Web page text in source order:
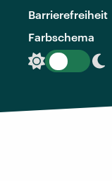
Barrierefreiheit
Farbschema